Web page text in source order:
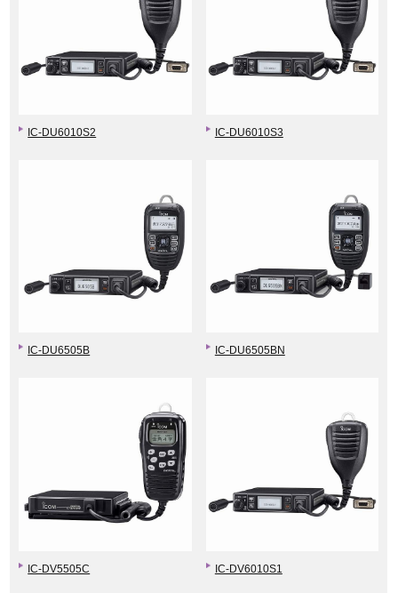
IC-DU6010S2 IC-DU6010S3
IC-DU6505B IC-DU6505BN
IC-DV5505C IC-DV6010S1